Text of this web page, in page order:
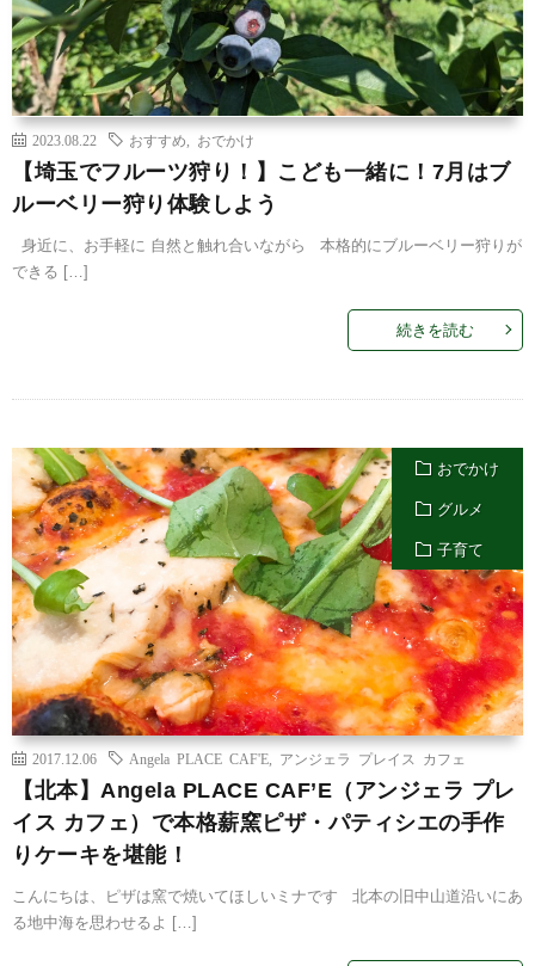
2023.08.22 おすすめ おでかけ
【埼玉でフルーツ狩り！】こども一緒に！7月はブ
ルーベリー狩り体験しよう
身近に、お手軽に 自然と触れ合いながら 本格的にブルーベリー狩りが
できる […]
続きを読む
おでかけ
グルメ
子育て
2017.12.06 Angela PLACE CAF'E アンジェラ プレイス カフェ
【北本】Angela PLACE CAF’E（アンジェラ プレ
イス カフェ）で本格薪窯ピザ・パティシエの手作
りケーキを堪能！
こんにちは、ピザは窯で焼いてほしいミナです 北本の旧中山道沿いにあ
る地中海を思わせるよ […]